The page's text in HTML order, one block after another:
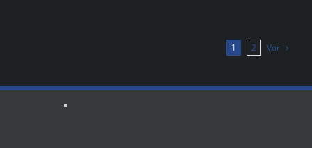
1 2 Vor